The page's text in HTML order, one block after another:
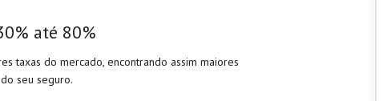
até 80%
taxas do mercado, encontrando assim maiores
seu seguro.